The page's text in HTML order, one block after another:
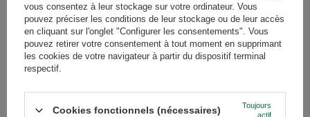
vous consentez à leur stockage sur votre ordinateur. Vous
pouvez préciser les conditions de leur stockage ou de leur accès
en cliquant sur l'onglet "Configurer les consentements". Vous
pouvez retirer votre consentement à tout moment en supprimant
les cookies de votre navigateur à partir du dispositif terminal
respectif.
Cookies fonctionnels (nécessaires)
Toujours
actif